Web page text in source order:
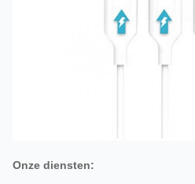
Onze diensten: